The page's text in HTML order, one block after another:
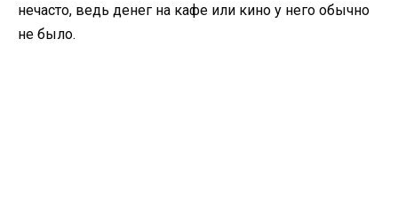
нечасто, ведь денег на кафе или кино у него обычно
не было.